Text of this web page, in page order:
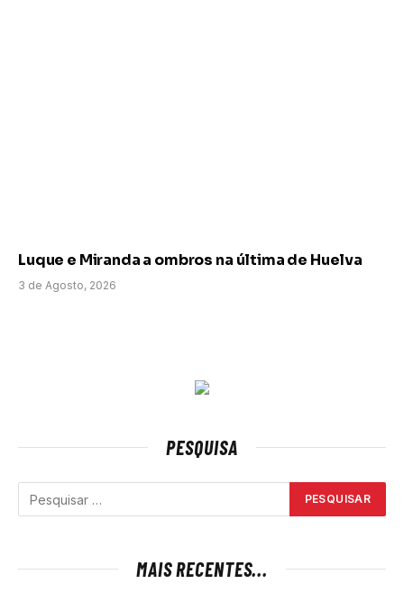
Luque e Miranda a ombros na última de Huelva
3 de Agosto, 2026
PESQUISA
MAIS RECENTES...